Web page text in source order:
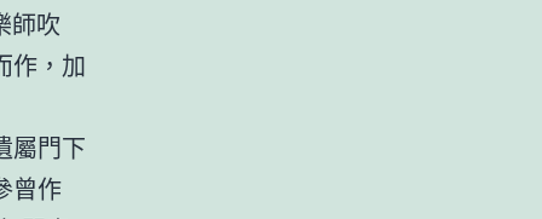
師吹
作，加
屬門下
曾作